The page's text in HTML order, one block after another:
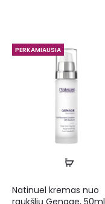
PERKAMIAUSIA
Natinuel kremas nuo
raukšlių Genage, 50ml